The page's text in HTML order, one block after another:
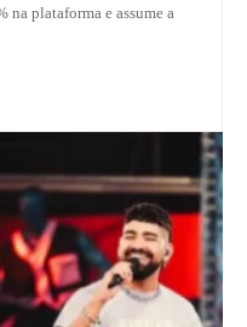
na plataforma e assume a